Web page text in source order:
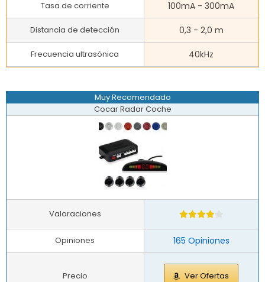
100mA - 300mA
0,3 - 2,0 m
40kHz
Tasa de corriente
Distancia de detección
Frecuencia ultrasónica
Muy Recomendado
Cocar Radar Coche
165 Opiniones
Ver Ofertas
Valoraciones
Opiniones
Precio